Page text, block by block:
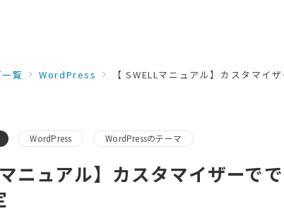
覧 WordPress 【 SWELLマニュアル】カスタマイ
WordPress WordPressのテーマ
マニュアル】カスタマイザーで